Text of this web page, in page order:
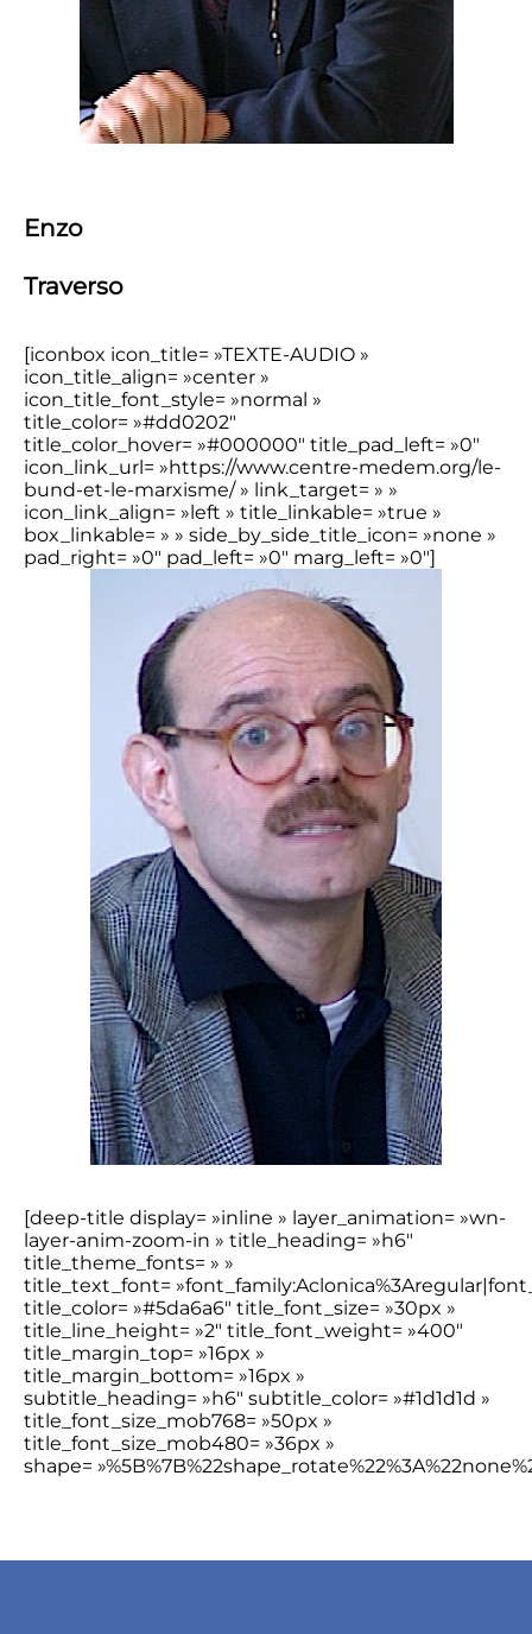
Enzo
Traverso
[iconbox icon_title= »TEXTE-AUDIO »
icon_title_align= »center »
icon_title_font_style= »normal »
title_color= »#dd0202″
title_color_hover= »#000000″ title_pad_left= »0″
icon_link_url= »https://www.centre-medem.org/le-
bund-et-le-marxisme/ » link_target= » »
icon_link_align= »left » title_linkable= »true »
box_linkable= » » side_by_side_title_icon= »none »
pad_right= »0″ pad_left= »0″ marg_left= »0″]
[deep-title display= »inline » layer_animation= »wn-
layer-anim-zoom-in » title_heading= »h6″
title_theme_fonts= » »
title_text_font=
title_color= »#5da6a6″ title_font_size= »30px »
title_line_height= »2″ title_font_weight= »400″
title_margin_top= »16px »
title_margin_bottom= »16px »
subtitle_heading= »h6″ subtitle_color= »#1d1d1d »
title_font_size_mob768= »50px »
title_font_size_mob480= »36px »
shape=